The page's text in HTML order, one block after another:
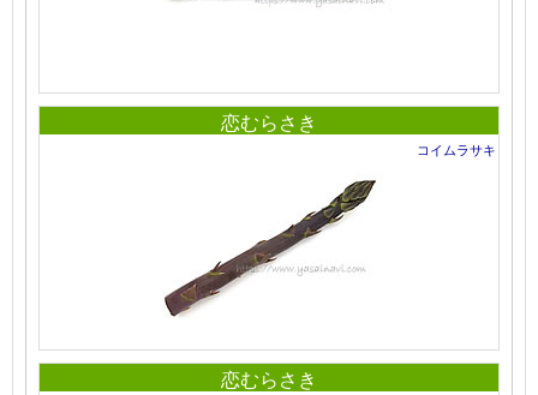
恋むらさき
コイムラサキ
恋むらさき